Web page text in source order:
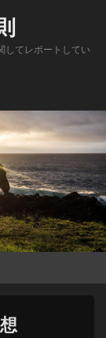
してレポートしてい